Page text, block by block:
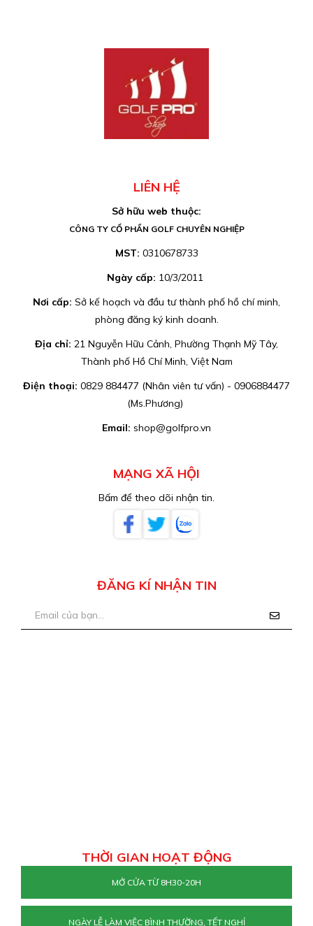
LIÊN HỆ
Sở hữu web thuộc:
CÔNG TY CỔ PHẦN GOLF CHUYÊN NGHIỆP
MST: 0310678733
Ngày cấp: 10/3/2011
Nơi cấp: Sở kế hoạch và đầu tư thành phố hồ chí minh,
phòng đăng ký kinh doanh.
Địa chỉ: 21 Nguyễn Hữu Cảnh, Phường Thạnh Mỹ Tây,
Thành phố Hồ Chí Minh, Việt Nam
Điện thoại: 0829 884477 (Nhân viên tư vấn) - 0906884477
(Ms.Phương)
Email: shop@golfpro.vn
MẠNG XÃ HỘI
Bấm để theo dõi nhận tin.
ĐĂNG KÍ NHẬN TIN
THỜI GIAN HOẠT ĐỘNG
MỞ CỬA TỪ 8H30-20H
NGÀY LỄ LÀM VIỆC BÌNH THƯỜNG, TẾT NGHỈ